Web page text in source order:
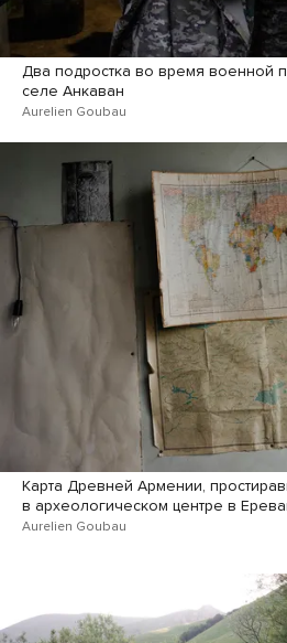
Два подростка во время военной
селе Анкаван
Aurelien Goubau
Карта Древней Армении,
в археологическом центре в
Aurelien Goubau